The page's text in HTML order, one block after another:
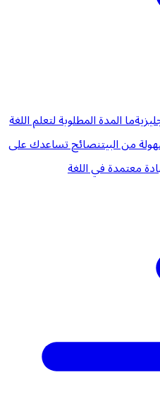
ما المدة المطلوبة لتعلم اللغة
من البيتنصائح تساعدك على
معتمدة في اللغة